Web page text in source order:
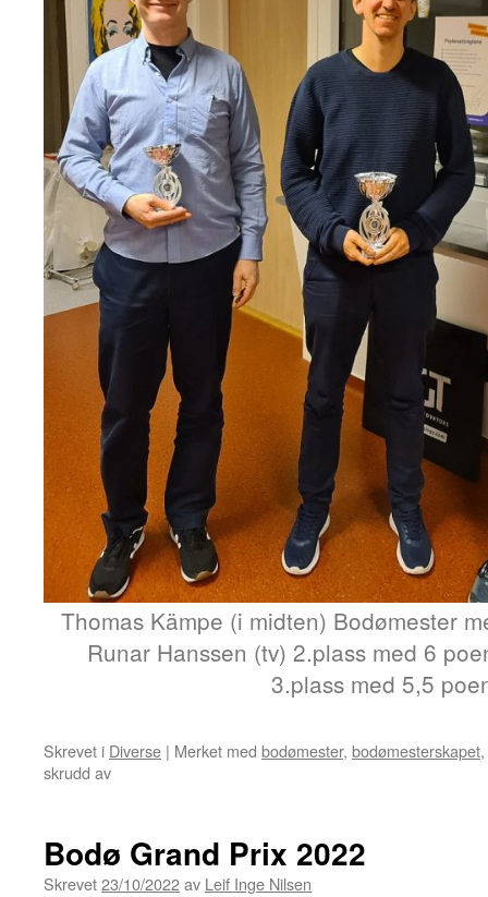
Thomas Kämpe (i midten) Bodømester
Runar Hanssen (tv) 2.plass med 6
3.plass med 5,5
Skrevet i Diverse | Merket med bodømester, bodømesterskapet,
skrudd avfor
Bodø Grand Prix 2022
Skrevet23/10/2022av Leif Inge Nilsen